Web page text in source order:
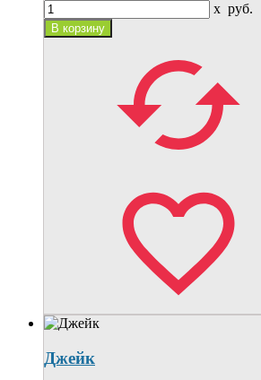
x руб.
Джейк